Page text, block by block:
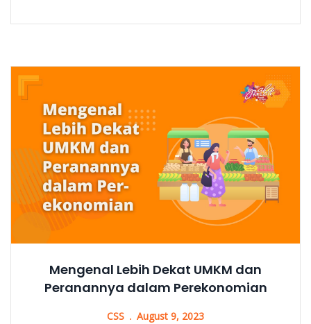
Mengenal Lebih Dekat UMKM dan
Peranannya dalam Perekonomian
CSS August 9, 2023